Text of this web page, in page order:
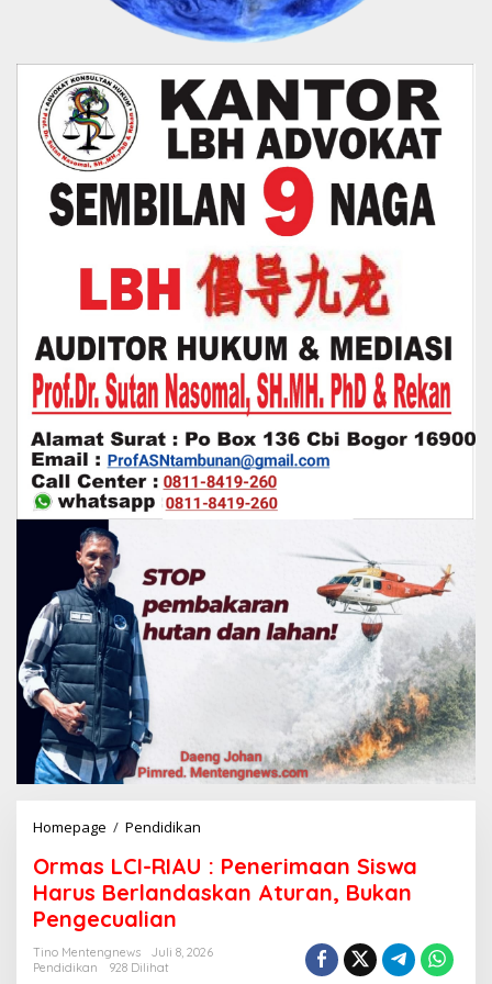
Homepage / Pendidikan
m
a
s
C
Ormas LCI-RIAU : Penerimaan Siswa
Harus Berlandaskan Aturan, Bukan
Pengecualian
Tino Mentengnews
Juli 8, 2026
Pendidikan
928 Dilihat